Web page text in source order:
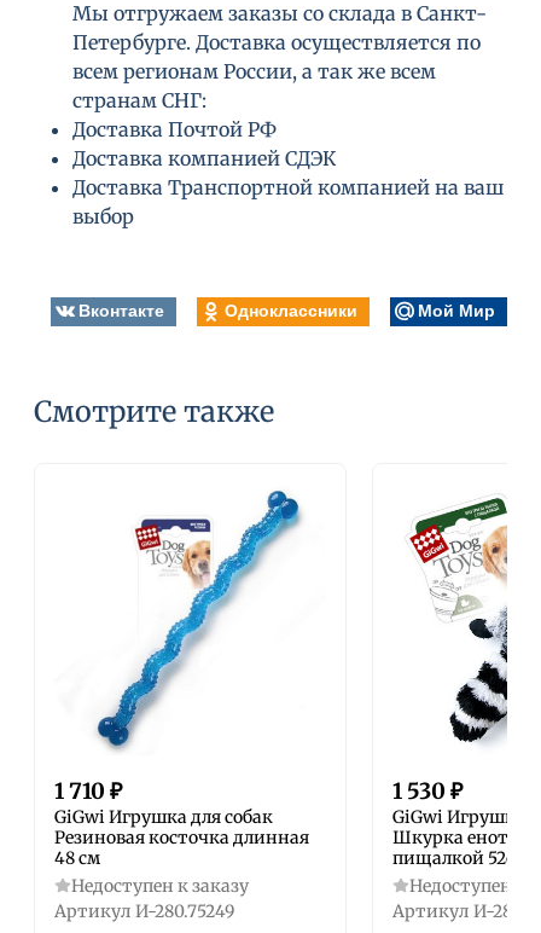
Мы отгружаем заказы со склада в Санкт-
Петербурге. Доставка осуществляется по
всем регионам России, а так же всем
странам СНГ:
Доставка Почтой РФ
Доставка компанией СДЭК
Доставка Транспортной компанией на ваш
выбор
Вконтакте Одноклассники Мой Мир
Смотрите также
1 710 ₽
GiGwi Игрушка для собак
Резиновая косточка длинная
48 см
Недоступен к заказу
Артикул И-280.75249
1 530 ₽
GiGwi Игрушка
Шкурка енота с
пищалкой 52см
Недоступен к
Артикул И-